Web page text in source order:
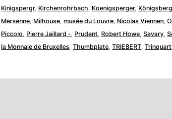
Kinigspergr, Kirchenrohrbach, Koenigsperger,
Mersenne, Milhouse,musée du Louvre, Nicolas Viennen,
Piccolo, Pierre Jaillard -, Prudent, Robert Howe,Savary,
la Monnaie de Bruxelles,Thumbplate,TRIEBERT,Trinquart